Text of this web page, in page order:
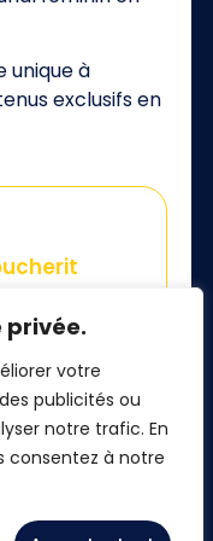
privée.
votre
publicités ou
notre trafic. En
consentez à notre
unique à
exclusifs en
Faire un don